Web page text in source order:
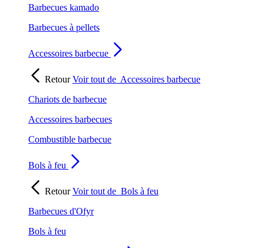
Barbecues kamado
Barbecues à pellets
Accessoires barbecue
RetourVoir tout de Accessoires barbecue
Chariots de barbecue
Accessoires barbecues
Combustible barbecue
Bols à feu
RetourVoir tout de Bols à feu
Barbecues d'Ofyr
Bols à feu